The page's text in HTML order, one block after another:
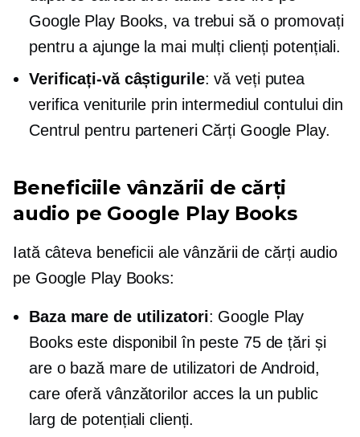
Google Play Books, va trebui să o promovați
pentru a ajunge la mai mulți clienți potențiali.
Verificați-vă câștigurile: vă veți putea
verifica veniturile prin intermediul contului din
Centrul pentru parteneri Cărți Google Play.
Beneficiile vânzării de cărți
audio pe Google Play Books
Iată câteva beneficii ale vânzării de cărți audio
pe Google Play Books:
Baza mare de utilizatori: Google Play
Books este disponibil în peste 75 de țări și
are o bază mare de utilizatori de Android,
care oferă vânzătorilor acces la un public
larg de potențiali clienți.